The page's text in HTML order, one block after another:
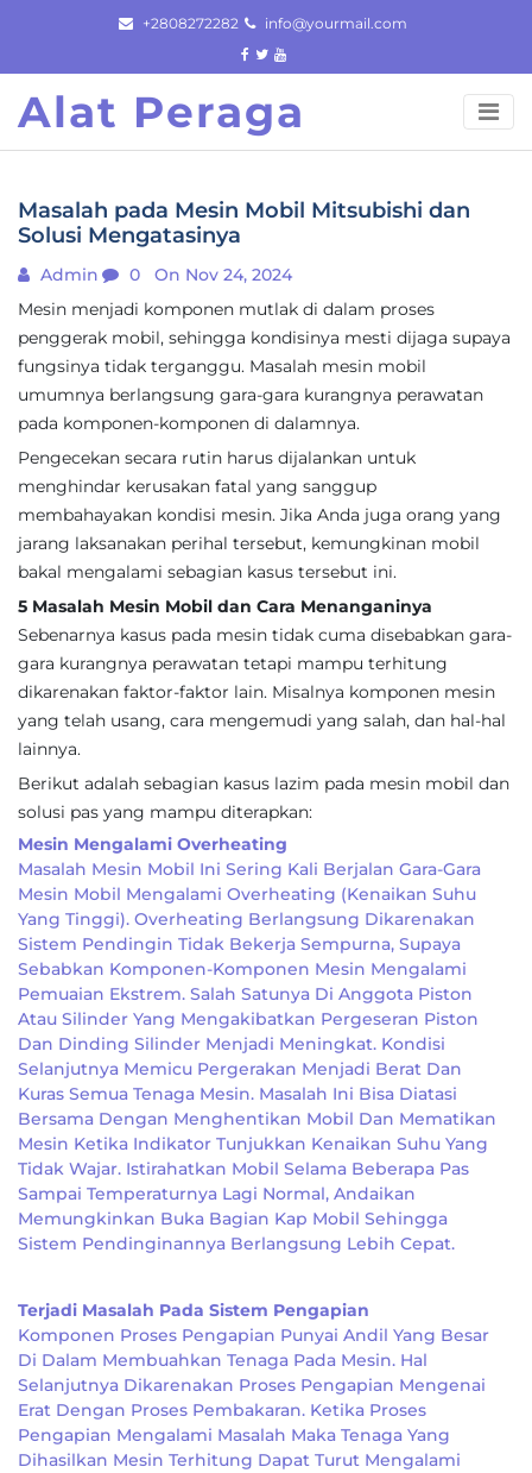
content
+2808272282 info@yourmail.com
Alat Peraga
Masalah pada Mesin Mobil Mitsubishi dan
Solusi Mengatasinya
Admin 0
On Nov 24, 2024
Mesin menjadi komponen mutlak di dalam proses
penggerak mobil, sehingga kondisinya mesti dijaga supaya
fungsinya tidak terganggu. Masalah mesin mobil
umumnya berlangsung gara-gara kurangnya perawatan
pada komponen-komponen di dalamnya.
Pengecekan secara rutin harus dijalankan untuk
menghindar kerusakan fatal yang sanggup
membahayakan kondisi mesin. Jika Anda juga orang yang
jarang laksanakan perihal tersebut, kemungkinan mobil
bakal mengalami sebagian kasus tersebut ini.
5 Masalah Mesin Mobil dan Cara Menanganinya
Sebenarnya kasus pada mesin tidak cuma disebabkan gara-
gara kurangnya perawatan tetapi mampu terhitung
dikarenakan faktor-faktor lain. Misalnya komponen mesin
yang telah usang, cara mengemudi yang salah, dan hal-hal
lainnya.
Berikut adalah sebagian kasus lazim pada mesin mobil dan
solusi pas yang mampu diterapkan:
Mesin Mengalami Overheating
Masalah Mesin Mobil Ini Sering Kali Berjalan Gara-Gara
Mesin Mobil Mengalami Overheating (kenaikan Suhu
Yang Tinggi). Overheating Berlangsung Dikarenakan
Sistem Pendingin Tidak Bekerja Sempurna, Supaya
Sebabkan Komponen-Komponen Mesin Mengalami
Pemuaian Ekstrem. Salah Satunya Di Anggota Piston
Atau Silinder Yang Mengakibatkan Pergeseran Piston
Dan Dinding Silinder Menjadi Meningkat. Kondisi
Selanjutnya Memicu Pergerakan Menjadi Berat Dan
Kuras Semua Tenaga Mesin. Masalah Ini Bisa Diatasi
Bersama Dengan Menghentikan Mobil Dan Mematikan
Mesin Ketika Indikator Tunjukkan Kenaikan Suhu Yang
Tidak Wajar. Istirahatkan Mobil Selama Beberapa Pas
Sampai Temperaturnya Lagi Normal, Andaikan
Memungkinkan Buka Bagian Kap Mobil Sehingga
Sistem Pendinginannya Berlangsung Lebih Cepat.
Terjadi Masalah Pada Sistem Pengapian
Komponen Proses Pengapian Punyai Andil Yang Besar
Di Dalam Membuahkan Tenaga Pada Mesin. Hal
Selanjutnya Dikarenakan Proses Pengapian Mengenai
Erat Dengan Proses Pembakaran. Ketika Proses
Pengapian Mengalami Masalah Maka Tenaga Yang
Dihasilkan Mesin Terhitung Dapat Turut Mengalami